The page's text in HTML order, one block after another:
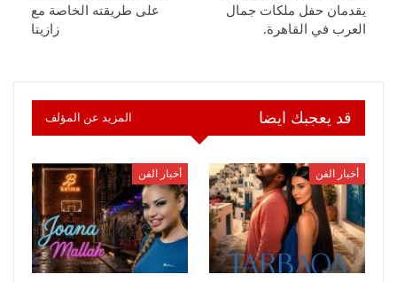
يقدمان حفل ملكات جمال
العرب في القاهرة.
على طريقته الخاصة مع
زازيتا
قد يعجبك ايضا المزيد عن المؤلف
أخبار الفن أخبار الفن